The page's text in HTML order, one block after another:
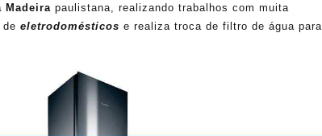
Madeira paulistana, realizando trabalhos com muita
de eletrodomésticos e realiza troca de filtro de água para